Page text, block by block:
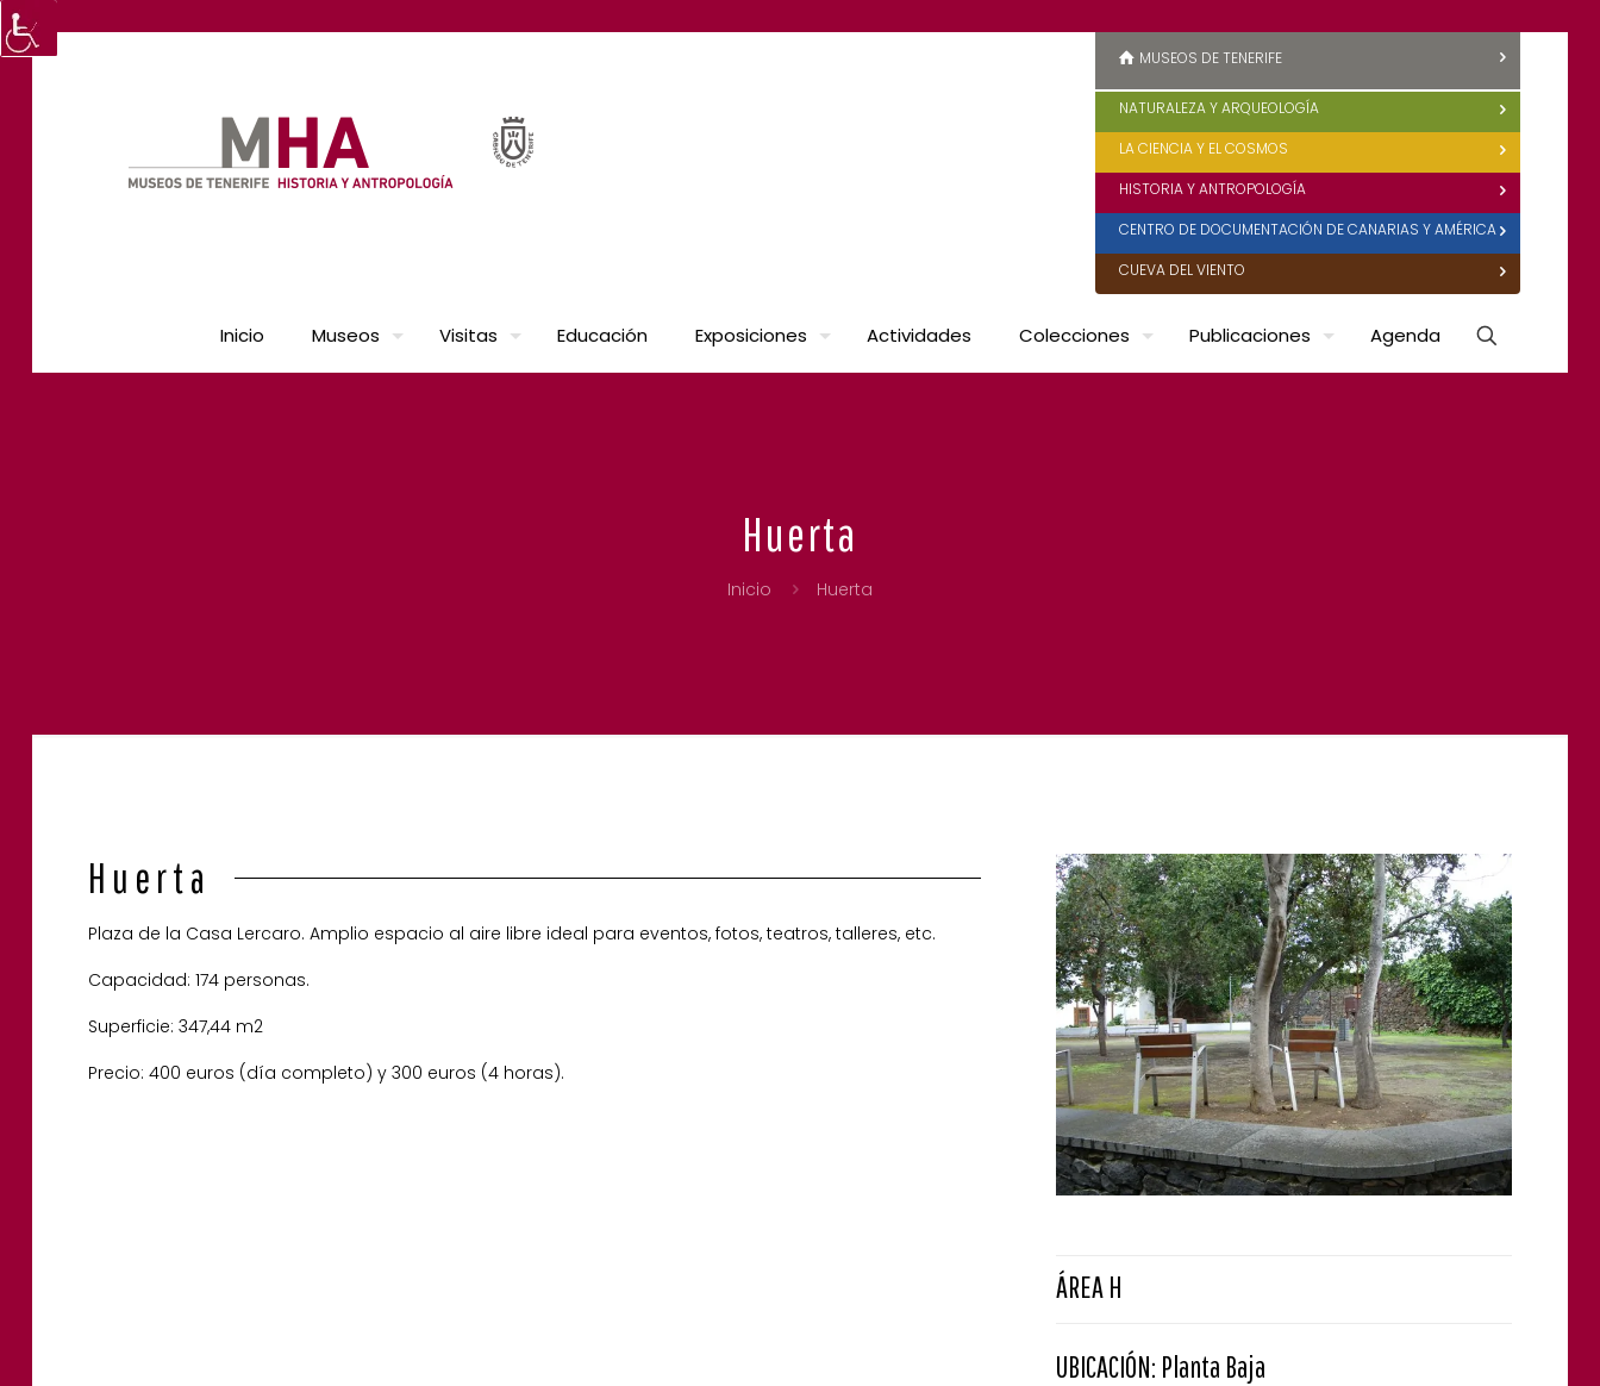
Inicio Museos Visitas Educación Exposiciones Actividades Colecciones Publicaciones Agenda
MUSEOS DE TENERIFE
NATURALEZA Y ARQUEOLOGÍA
LA CIENCIA Y EL COSMOS
HISTORIA Y ANTROPOLOGÍA
CENTRO DE DOCUMENTACIÓN DE CANARIAS Y AMÉRICA
CUEVA DEL VIENTO
Huerta
Inicio Huerta
Huerta
Plaza de la Casa Lercaro. Amplio espacio al aire libre ideal para eventos, fotos, teatros, talleres, etc.
Capacidad: 174 personas.
Superficie: 347,44 m2
Precio: 400 euros (día completo) y 300 euros (4 horas).
ÁREA H
UBICACIÓN: Planta Baja